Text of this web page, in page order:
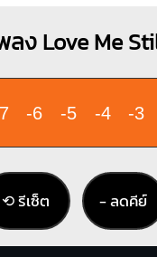
ลง Love Me
-6 -5 -4 -3
⟲ รีเซ็ต − ลดคีย์